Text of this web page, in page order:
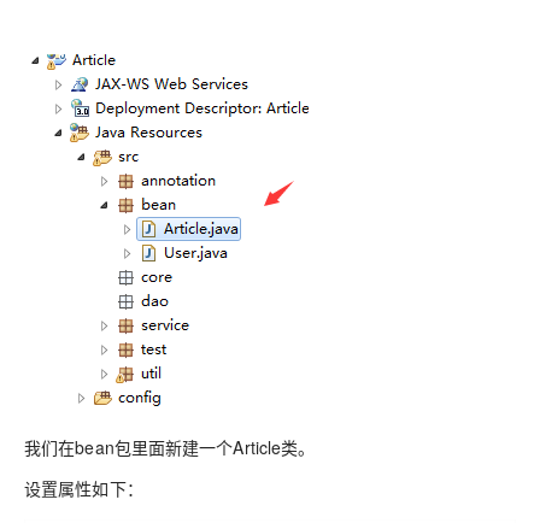
我们在bean包里面新建一个Article类。
设置属性如下：